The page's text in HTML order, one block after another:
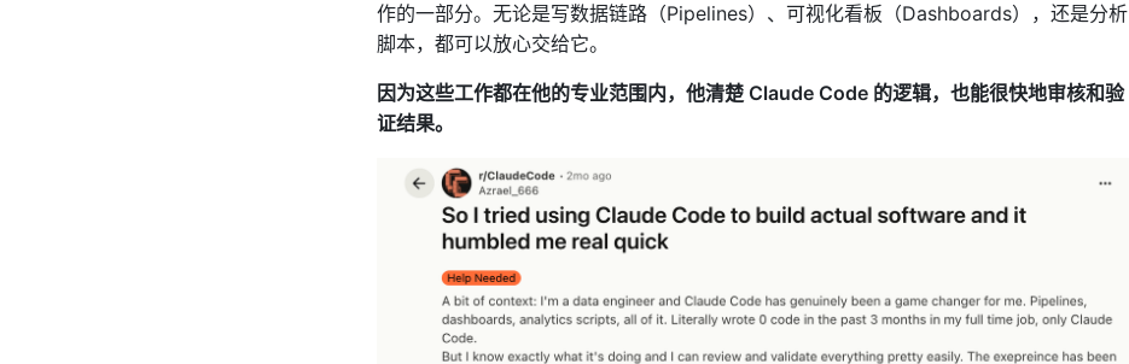
作的一部分。无论是写数据链路（Pipelines）、可视化看板（Dashboards），还是分析
脚本，都可以放心交给它。
因为这些工作都在他的专业范围内，他清楚 Claude Code 的逻辑，也能很快地审核和验
证结果。